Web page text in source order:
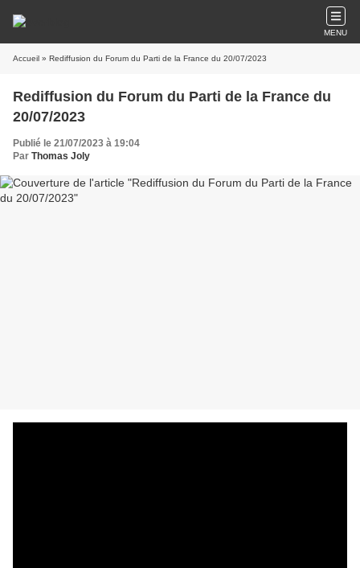
MENU
Accueil » Rediffusion du Forum du Parti de la France du 20/07/2023
Rediffusion du Forum du Parti de la France du
20/07/2023
Publié le 21/07/2023 à 19:04
Par Thomas Joly